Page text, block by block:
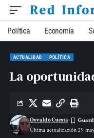
Política Economía
ACTUALIDAD POLÍTICA
La
Última actualización 29
Osvaldo Cuesta